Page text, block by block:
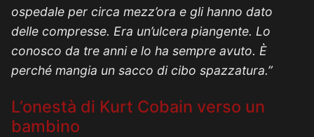
ospedale per circa mezz’ora e gli hanno dato
delle compresse. Era un’ulcera piangente. Lo
conosco da tre anni e lo ha sempre avuto. È
perché mangia un sacco di cibo spazzatura.”
L’onestà di Kurt Cobain verso un
bambino